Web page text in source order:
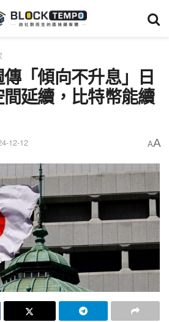
「傾向不升息」日
延續，比特幣能續
12-12 AA